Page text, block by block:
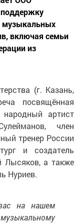
поддержку
музыкальных
включая семьи
из
(г. Казань,
посвящённая
артист
член
тренер России
и создатель
Лысяков, а также
Нуриев.
на нашем